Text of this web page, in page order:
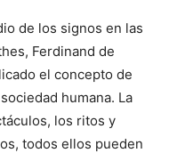
de los signos en las
Ferdinand de
el concepto de
humana. La
los ritos y
todos ellos pueden